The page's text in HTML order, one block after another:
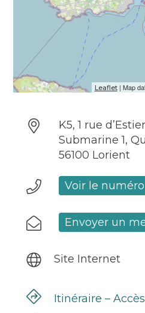
Leaflet| Map
K5, 1 rue
Submarine 1,
56100 Lorient
Voir le numéro
Envoyer un
Site Internet
Itinéraire – Accès